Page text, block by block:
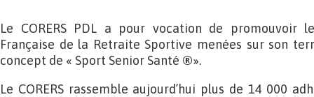
Le CORERS PDL a pour vocation de promouvoir
Française de la Retraite Sportive menées sur son
concept de « Sport Senior Santé ®».
Le CORERS rassemble aujourd’hui plus de 14 000